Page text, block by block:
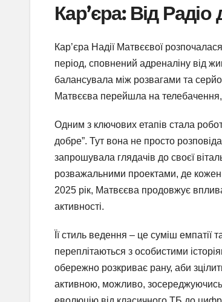
Кар’єра: Від
Кар’єра Надії Матвєєвої
період, сповнений адреналіну від
балансувала між розвагами та
Матвєєва перейшла на телебачення,
Одним з ключових етапів стала
добре”. Тут вона не просто
запрошувала глядачів до своєї
розважальними проектами, де
2025 рік, Матвєєва продовжує
активності.
Її стиль ведення – це суміш емпатії
переплітаються з особистими
обережно розкриває рану, аби
активною, можливо,